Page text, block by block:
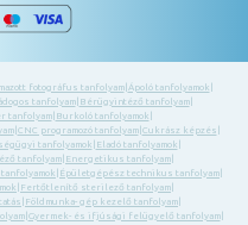
fotográfus tanfolyam| Ápoló tanfolyamok
tanfolyam| Bérügyintéző tanfolyam|
tanfolyam| Burkoló tanfolyamok
| CNC programozó tanfolyam| Cukrász képzés
tanfolyamok Eladó tanfolyamok
tanfolyam Energetikus tanfolyam
Épületgépész technikus tanfolyam
Fertőtlenítő sterilező tanfolyam
Földmunka- gép kezelő tanfolyam
| Gyermek- és ifjúsági felügyelő tanfolyam|